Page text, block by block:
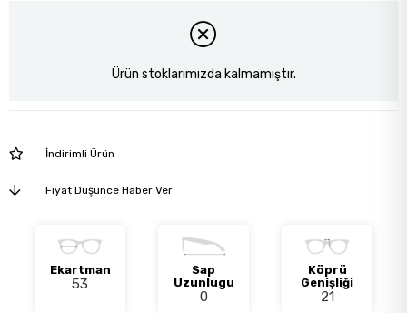
Ürün stoklarımızda kalmamıştır.
İndirimli Ürün
Fiyat Düşünce Haber Ver
Ekartman
53
Sap
Uzunlugu
0
Köprü
Genişliği
21